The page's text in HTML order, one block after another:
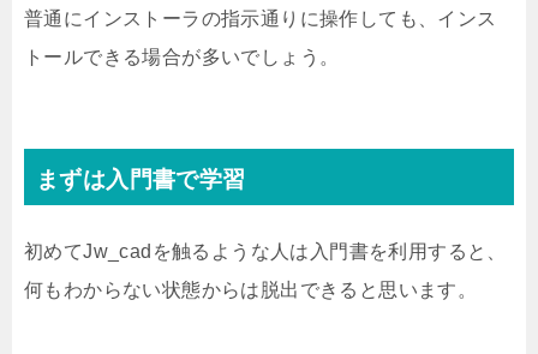
普通にインストーラの指示通りに操作しても、インス
トールできる場合が多いでしょう。
まずは入門書で学習
初めてJw_cadを触るような人は入門書を利用すると、
何もわからない状態からは脱出できると思います。